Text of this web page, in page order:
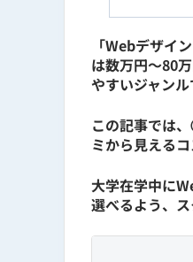
ベンチ
Webサ
デザイ
ITスク
に現場
経歴
「Webデザイ
は数万円〜80
やすいジャンル
この記事では
ミから見える
大学在学中に
選べるよう、